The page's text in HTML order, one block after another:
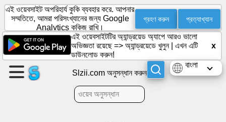
একটি
পৃষ্ঠা
তৈরি
করুন
এই ওয়েবসাইট অপরিহার্য কুকি ব্যবহার করে. আপনার
সম্মতিতে, আমরা পরিসংখ্যানের জন্য Google
Analytics কুকিজ রাখি।
গ্রহণ করুন প্রত্যাখ্যান
এই ওয়েবসাইটটির অ্যান্ড্রয়েড অ্যাপে আরও ভালো
অভিজ্ঞতা রয়েছে => অ্যান্ড্রয়েডে খুলুন
এখন এটি
ডাউনলোড করুন!
x
বাংলা
Slzii.com অনুসন্ধান করুন